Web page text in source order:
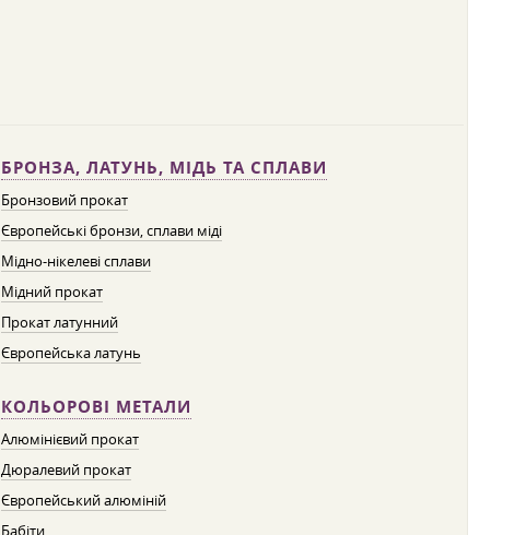
БРОНЗА, ЛАТУНЬ, МІДЬ ТА СПЛАВИ
Бронзовий прокат
Європейські бронзи, сплави міді
Мідно-нікелеві сплави
Мідний прокат
Прокат латунний
Європейська латунь
КОЛЬОРОВІ МЕТАЛИ
Алюмінієвий прокат
Дюралевий прокат
Європейський алюміній
Бабіти